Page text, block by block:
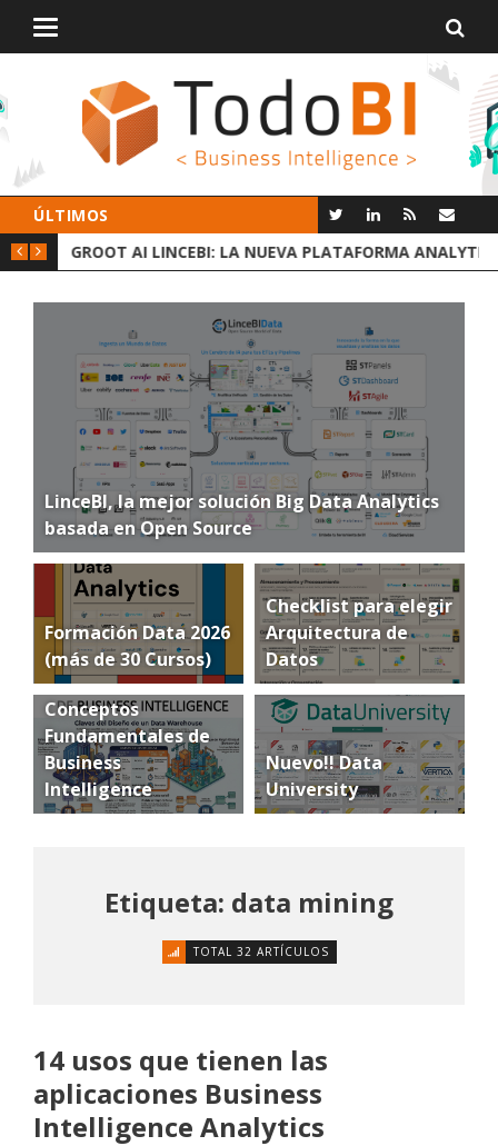
Alternar
ÚLTIMOS
GROOT AI LINCEBI: LA NUEVA PLATAFORMA
LinceBI, la mejor solución Big Data Analytics
basada en Open Source
Formación Data 2026
(más de 30 Cursos)
Checklist para elegir
Arquitectura de
Datos
Conceptos
Fundamentales de
Business
Intelligence
Nuevo!! Data
University
Etiqueta: data mining
TOTAL 32 ARTÍCULOS
14 usos que tienen las
aplicaciones Business
Intelligence Analytics